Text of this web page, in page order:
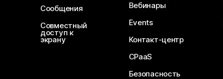
Сообщения
Совместный
доступ к
экрану
Вебинары
Events
Контакт-центр
CPaaS
Безопасность